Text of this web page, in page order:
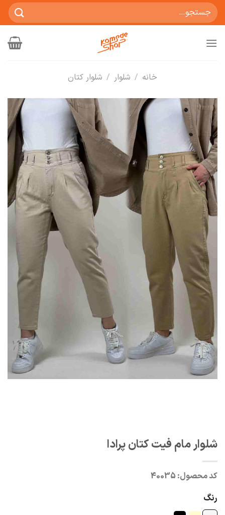
جستجو
برای:
خانه / شلوار / شلوار کتان
شلوار مام فیت کتان پرادا
کد محصول:40035
رنگ